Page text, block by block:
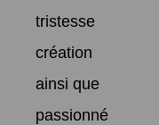
tristesse
création
ainsi que
passionné